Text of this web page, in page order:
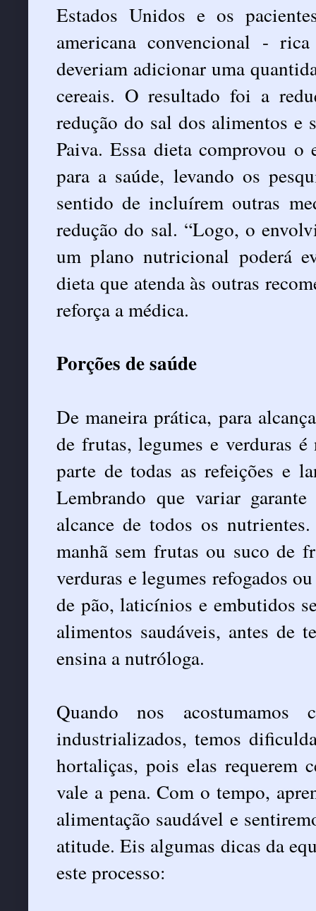
Estados Unidos e os
americana convencional -
deveriam adicionar uma
cereais. O resultado foi a
redução do sal dos alimentos e
Paiva. Essa dieta comprovou
para a saúde, levando os
sentido de incluírem outras
redução do sal. “Logo, o
um plano nutricional poderá
dieta que atenda às outras
reforça a médica.
Porções de saúde
De maneira prática, para
de frutas, legumes e verduras é
parte de todas as refeições e
Lembrando que variar
alcance de todos os
manhã sem frutas ou suco de
verduras e legumes refogados
de pão, laticínios e embutidos
alimentos saudáveis, antes de
ensina a nutróloga.
Quando nos
industrializados, temos
hortaliças, pois elas requerem
vale a pena. Com o tempo,
alimentação saudável e
atitude. Eis algumas dicas da
este processo: